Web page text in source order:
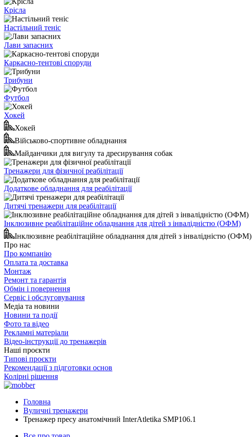
Крісла
Настільний теніс
Лави запасних
Каркасно-тентові споруди
Трибуни
Футбол
Хокей
Хокей
Військово-спортивне обладнання
Майданчики для вигулу та дресирування собак
Тренажери для фізичної реабілітації
Додаткове обладнання для реабілітації
Дитячі тренажери для реабілітації
Інклюзивне реабілітаційне обладнання для дітей з інвалідністю (ОФМ)
Інклюзивне реабілітаційне обладнання для дітей з інвалідністю (ОФМ)
Про нас
Про компанію
Оплата та доставка
Монтаж
Ремонт та гарантія
Обмін і повернення
Сервіс і обслуговування
Медіа та новини
Новини та події
Фото та відео
Рекламні матеріали
Відео-інструкції до тренажерів
Наші проєкти
Типові проєкти
Рекомендації з підготовки основ
Колірні рішення
Головна
Вуличні тренажери
Тренажер пресу анатомічний InterAtletika SMP106.1